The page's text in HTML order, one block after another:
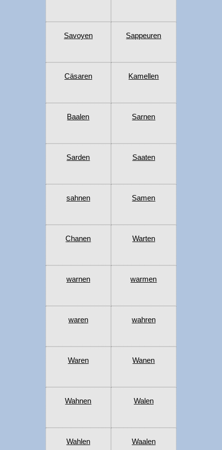
Savoyen Sappeuren
Cäsaren Kamellen
Baalen Sarnen
Sarden Saaten
sahnen Samen
Chanen Warten
warnen warmen
waren wahren
Waren Wanen
Wahnen Walen
Wahlen Waalen